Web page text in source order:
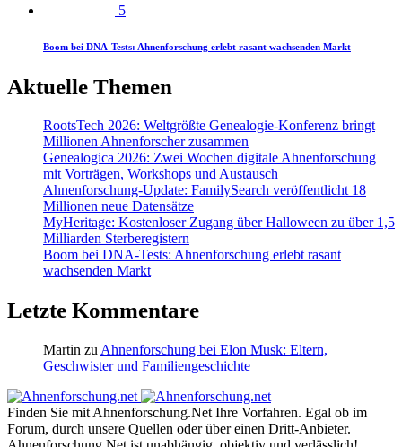
5
Boom bei DNA-Tests: Ahnenforschung erlebt rasant wachsenden Markt
Aktuelle Themen
RootsTech 2026: Weltgrößte Genealogie-Konferenz bringt
Millionen Ahnenforscher zusammen
Genealogica 2026: Zwei Wochen digitale Ahnenforschung
mit Vorträgen, Workshops und Austausch
Ahnenforschung-Update: FamilySearch veröffentlicht 18
Millionen neue Datensätze
MyHeritage: Kostenloser Zugang über Halloween zu über 1,5
Milliarden Sterberegistern
Boom bei DNA-Tests: Ahnenforschung erlebt rasant
wachsenden Markt
Letzte Kommentare
Martin zu Ahnenforschung bei Elon Musk: Eltern,
Geschwister und Familiengeschichte
Finden Sie mit Ahnenforschung.Net Ihre Vorfahren. Egal ob im
Forum, durch unsere Quellen oder über einen Dritt-Anbieter.